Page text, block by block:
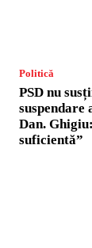
Politică
PSD nu
suspendare
Dan.
suficientă”